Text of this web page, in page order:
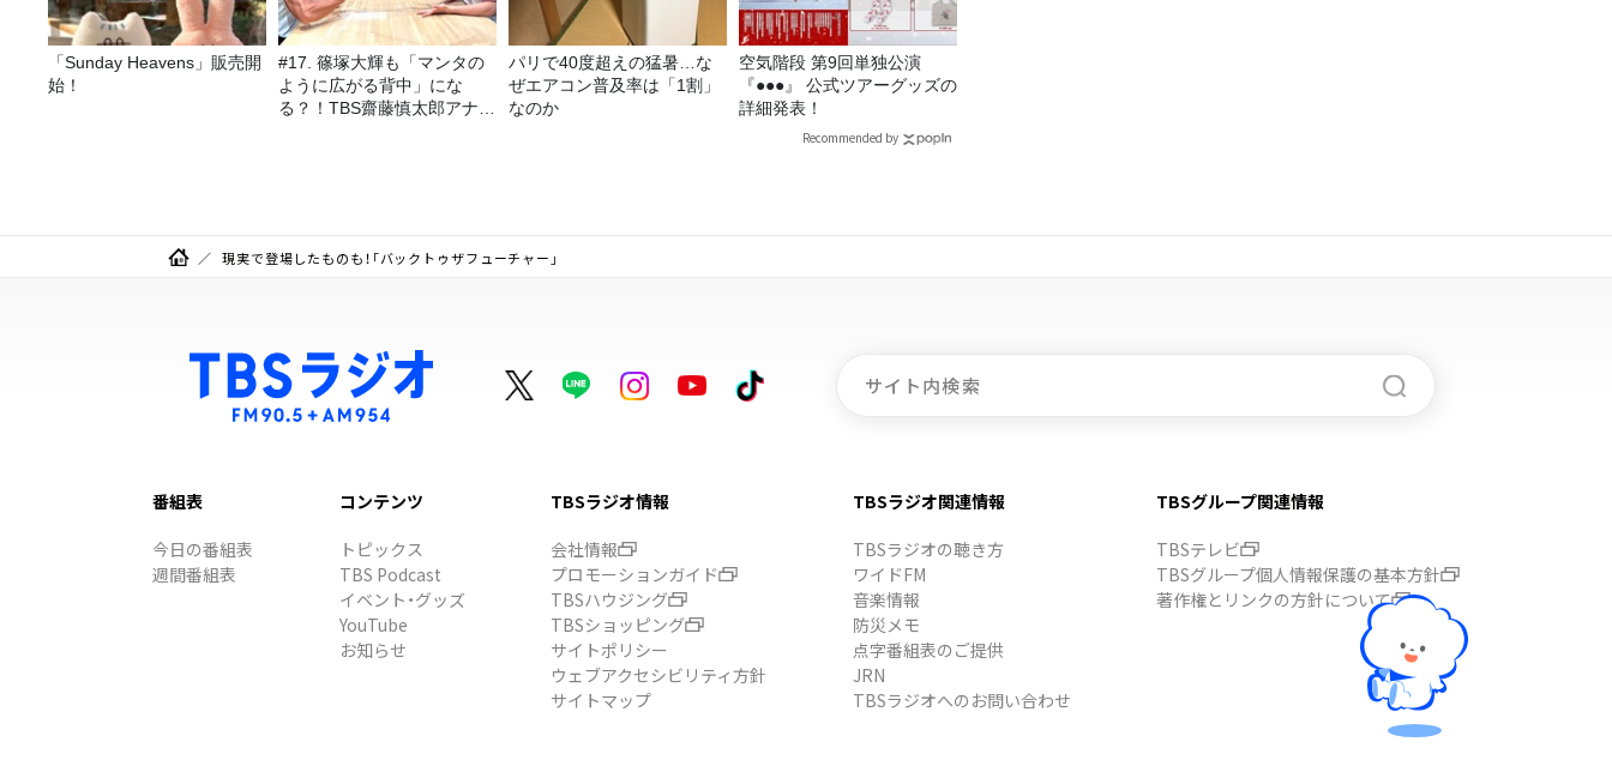
「Sunday Heavens」販売開
始！
#17. 篠塚大輝も「マンタの
ように広がる背中」にな
る？！TBS齋藤慎太郎アナに
パリで40度超えの猛暑…な
ぜエアコン普及率は「1割」
なのか
空気階段 第9回単独公演
『●●●』 公式ツアーグッズの
詳細発表！
Recommended by
現実で登場したものも！「バックトゥザフューチャー」
番組表
今日の番組表
週間番組表
コンテンツ
トピックス
TBS Podcast
イベント・グッズ
YouTube
お知らせ
TBSラジオ情報
会社情報
プロモーションガイド
TBSハウジング
TBSショッピング
サイトポリシー
ウェブアクセシビリティ方針
サイトマップ
TBSラジオ関連情報
TBSラジオの聴き方
ワイドFM
音楽情報
防災メモ
点字番組表のご提供
JRN
TBSラジオへのお問い合わせ
TBSグループ関連情報
TBSテレビ
TBSグループ個人情報保護の基本方針
著作権とリンクの方針について